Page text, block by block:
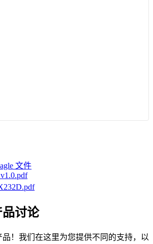
文件
讨论
！我们在这里为您提供不同的支持，以